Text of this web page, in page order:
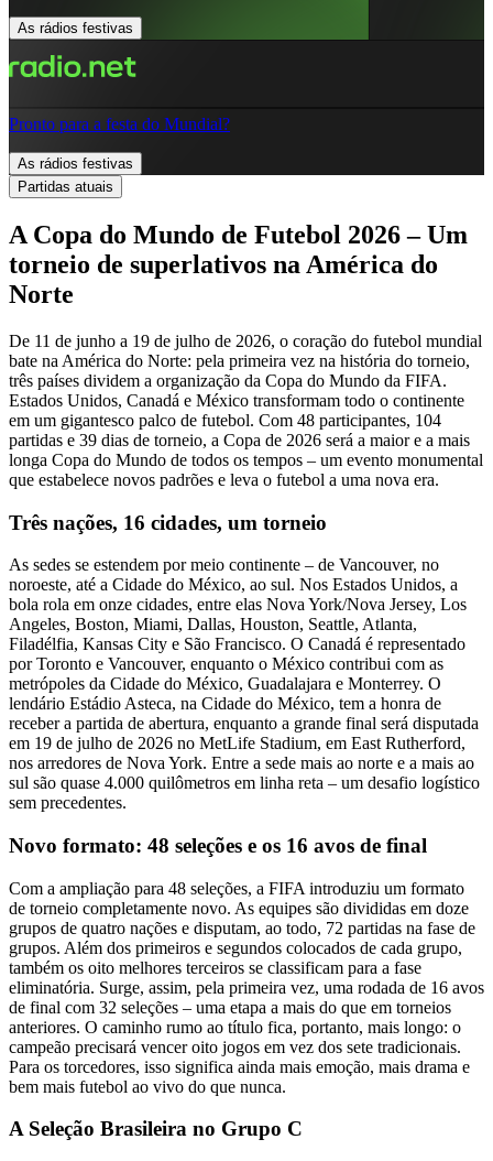
As rádios festivas
Pronto para a festa do Mundial?
As rádios festivas
Partidas atuais
A Copa do Mundo de Futebol 2026 – Um
torneio de superlativos na América do
Norte
De 11 de junho a 19 de julho de 2026, o coração do futebol mundial
bate na América do Norte: pela primeira vez na história do torneio,
três países dividem a organização da Copa do Mundo da FIFA.
Estados Unidos, Canadá e México transformam todo o continente
em um gigantesco palco de futebol. Com 48 participantes, 104
partidas e 39 dias de torneio, a Copa de 2026 será a maior e a mais
longa Copa do Mundo de todos os tempos – um evento monumental
que estabelece novos padrões e leva o futebol a uma nova era.
Três nações, 16 cidades, um torneio
As sedes se estendem por meio continente – de Vancouver, no
noroeste, até a Cidade do México, ao sul. Nos Estados Unidos, a
bola rola em onze cidades, entre elas Nova York/Nova Jersey, Los
Angeles, Boston, Miami, Dallas, Houston, Seattle, Atlanta,
Filadélfia, Kansas City e São Francisco. O Canadá é representado
por Toronto e Vancouver, enquanto o México contribui com as
metrópoles da Cidade do México, Guadalajara e Monterrey. O
lendário Estádio Asteca, na Cidade do México, tem a honra de
receber a partida de abertura, enquanto a grande final será disputada
em 19 de julho de 2026 no MetLife Stadium, em East Rutherford,
nos arredores de Nova York. Entre a sede mais ao norte e a mais ao
sul são quase 4.000 quilômetros em linha reta – um desafio logístico
sem precedentes.
Novo formato: 48 seleções e os 16 avos de final
Com a ampliação para 48 seleções, a FIFA introduziu um formato
de torneio completamente novo. As equipes são divididas em doze
grupos de quatro nações e disputam, ao todo, 72 partidas na fase de
grupos. Além dos primeiros e segundos colocados de cada grupo,
também os oito melhores terceiros se classificam para a fase
eliminatória. Surge, assim, pela primeira vez, uma rodada de 16 avos
de final com 32 seleções – uma etapa a mais do que em torneios
anteriores. O caminho rumo ao título fica, portanto, mais longo: o
campeão precisará vencer oito jogos em vez dos sete tradicionais.
Para os torcedores, isso significa ainda mais emoção, mais drama e
bem mais futebol ao vivo do que nunca.
A Seleção Brasileira no Grupo C